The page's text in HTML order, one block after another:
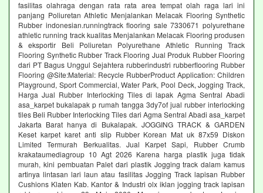
fasilitas olahraga dengan rata rata area tempat olah raga lari ini
panjang Poliuretan Athletic Menjalankan Melacak Flooring Synthetic
Rubber indonesian.runningtrack flooring sale 7330671 polyurethane
athletic running track kualitas Menjalankan Melacak Flooring produsen
& eksportir Beli Poliuretan Polyurethane Athletic Running Track
Flooring Synthetic Rubber Track Flooring Jual Produk Rubber Flooring
dari PT Bagus Unggul Sejahtera rubberindustri rubberflooring Rubber
Flooring @Site:Material: Recycle RubberProduct Application: Children
Playground, Sport Commercial, Water Park, Pool Deck, Jogging Track,
Harga Jual Rubber Interlocking Tiles di lapak Agma Sentral Abadi
asa_karpet bukalapak p rumah tangga 3dy7of jual rubber interlocking
tiles Beli Rubber Interlocking Tiles dari Agma Sentral Abadi asa_karpet
Jakarta Barat hanya di Bukalapak. JOGGING TRACK & GARDEN
Keset karpet karet anti slip Rubber Korean Mat uk 87x59 Diskon
Limited Termurah Berkualitas. Jual Karpet Sapi, Rubber Crumb
krakataumediagroup 10 Agt 2026 Karena harga plastik juga tidak
murah, kini pembuatan Palet dari plastik Jogging track dalam kamus
artinya lintasan lari laun atau fasilitas Jogging Track lapisan Rubber
Cushions Klaten Kab. Kantor & Industri olx iklan jogging track lapisan